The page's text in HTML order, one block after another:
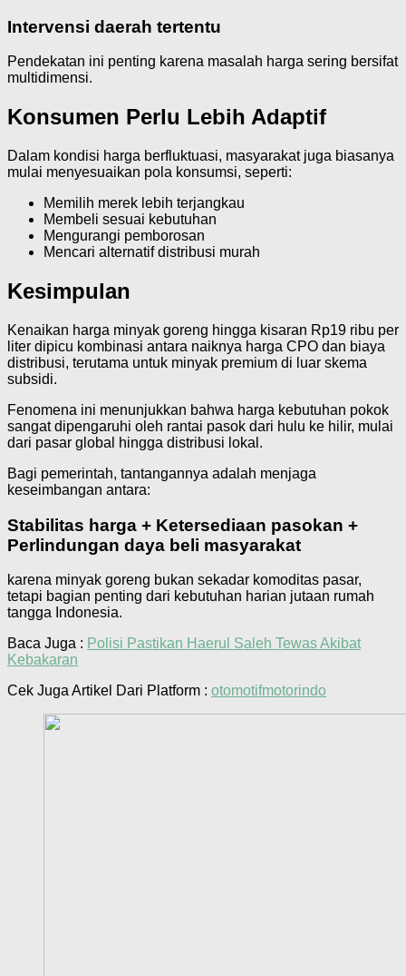
Intervensi daerah tertentu
Pendekatan ini penting karena masalah harga sering bersifat
multidimensi.
Konsumen Perlu Lebih Adaptif
Dalam kondisi harga berfluktuasi, masyarakat juga biasanya
mulai menyesuaikan pola konsumsi, seperti:
Memilih merek lebih terjangkau
Membeli sesuai kebutuhan
Mengurangi pemborosan
Mencari alternatif distribusi murah
Kesimpulan
Kenaikan harga minyak goreng hingga kisaran Rp19 ribu per
liter dipicu kombinasi antara naiknya harga CPO dan biaya
distribusi, terutama untuk minyak premium di luar skema
subsidi.
Fenomena ini menunjukkan bahwa harga kebutuhan pokok
sangat dipengaruhi oleh rantai pasok dari hulu ke hilir, mulai
dari pasar global hingga distribusi lokal.
Bagi pemerintah, tantangannya adalah menjaga
keseimbangan antara:
Stabilitas harga + Ketersediaan pasokan +
Perlindungan daya beli masyarakat
karena minyak goreng bukan sekadar komoditas pasar,
tetapi bagian penting dari kebutuhan harian jutaan rumah
tangga Indonesia.
Baca Juga : Polisi Pastikan Haerul Saleh Tewas Akibat
Kebakaran
Cek Juga Artikel Dari Platform : otomotifmotorindo